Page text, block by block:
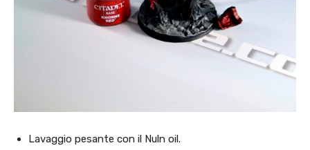
Lavaggio pesante con il Nuln oil.